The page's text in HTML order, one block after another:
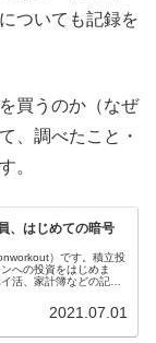
ついても記録を
買うのか（なぜ
、調べたこと・
。
、はじめての暗号
）です。積立投
への投資をはじめま
活、家計簿などの記録
2021.07.01